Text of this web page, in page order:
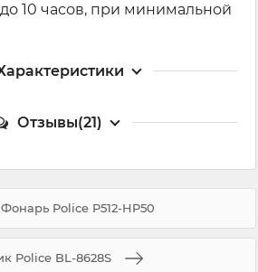
10 часов, при минимальной
Отзывы(21)
Фонарь Police P512-HP50
Police BL-8628S